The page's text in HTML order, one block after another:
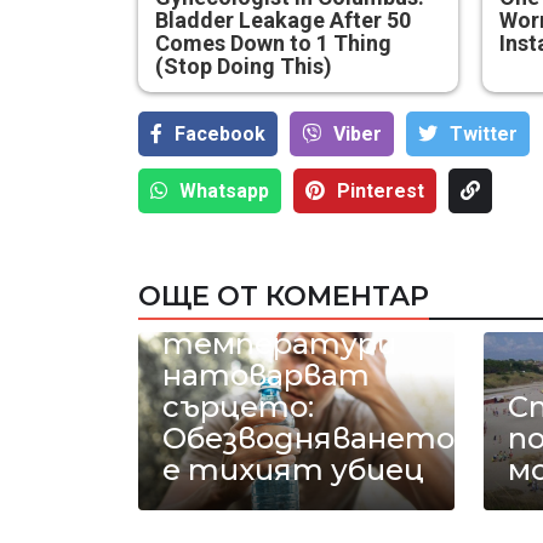
Bladder Leakage After 50
Comes Down to 1 Thing
(Stop Doing This)
Facebook Viber Тwitter
Whatsapp Pinterest
ОЩЕ ОТ КОМЕНТАР
40-градусовите
температури
натоварват
сърцето:
Обезводняването
е тихият убиец